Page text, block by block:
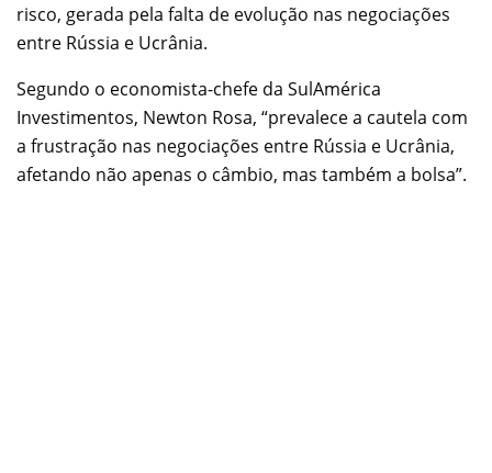
risco, gerada pela falta de evolução nas negociações
entre Rússia e Ucrânia.
Segundo o economista-chefe da SulAmérica
Investimentos, Newton Rosa, “prevalece a cautela com
a frustração nas negociações entre Rússia e Ucrânia,
afetando não apenas o câmbio, mas também a bolsa”.